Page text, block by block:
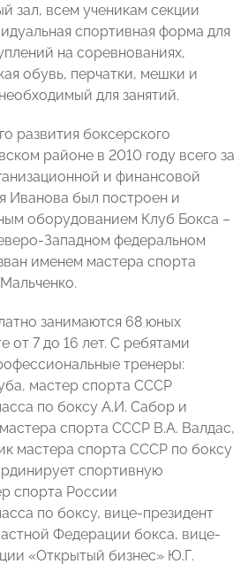
зал, всем ученикам секции
спортивная форма для
на соревнованиях,
обувь, перчатки, мешки и
для занятий.
развития боксерского
районе в 2010 году всего за
и финансовой
Иванова был построен и
оборудованием Клуб Бокса –
Западном федеральном
именем мастера спорта
занимаются 68 юных
от 7 до 16 лет. С ребятами
тренеры:
мастер спорта СССР
по боксу А.И. Сабор и
спорта СССР В.А. Валдас,
мастера спорта СССР по боксу
спортивную
спорта России
по боксу, вице-президент
Федерации бокса, вице-
«Открытый бизнес» Ю.Г.